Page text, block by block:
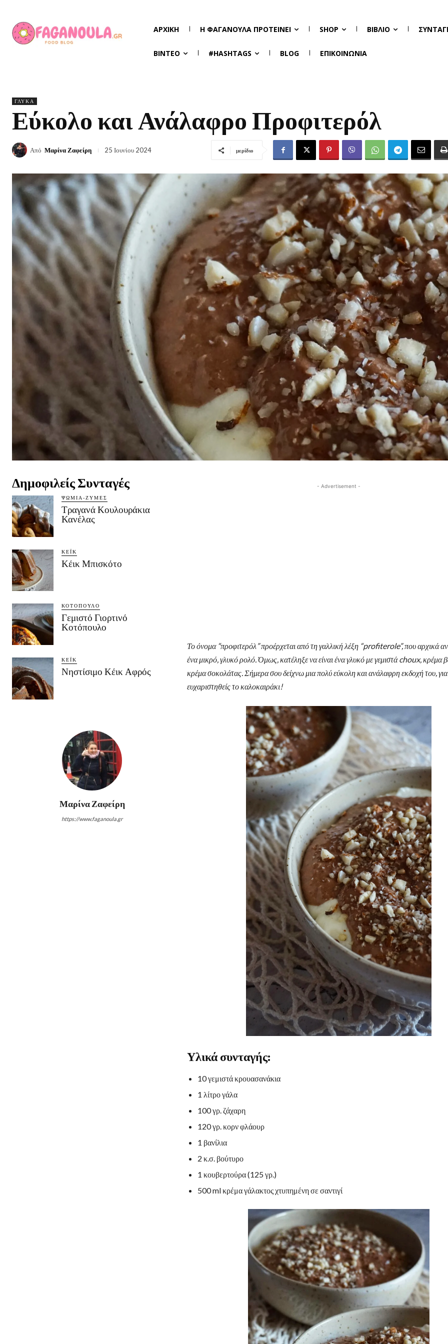
ΑΡΧΙΚΉ Η ΦΑΓΑΝΟΎΛΑ ΠΡΟΤΕΊΝΕΙ SHOP ΒΙΒΛΊΟ
ΒΊΝΤΕΟ #HASHTAGS BLOG ΕΠΙΚΟΙΝΩΝΊΑ
ΓΛΥΚΆ
Εύκολο και Ανάλαφρο Προφιτερόλ
Από Μαρίνα Ζαφείρη 25 Ιουνίου 2024 μερίδιο
Δημοφιλείς Συνταγές
ΨΩΜΙΆ-ΖΎΜΕΣ
Τραγανά Κουλουράκια
Κανέλας
ΚΈΙΚ
Κέικ Μπισκότο
ΚΟΤΌΠΟΥΛΟ
Γεμιστό Γιορτινό
Κοτόπουλο
ΚΈΙΚ
Νηστίσιμο Κέικ Αφρός
Μαρίνα Ζαφείρη
https://www.faganoula.gr
- Advertisement -
Το όνομα “προφιτερόλ” προέρχεται από τη γαλλική λέξη “profiterole”, που αρχικά
ένα μικρό, γλυκό ρολό. Όμως, κατέληξε να είναι ένα γλυκό με γεμιστά choux, κρέμα
κρέμα σοκολάτας. Σήμερα σου δείχνω μια πολύ εύκολη και ανάλαφρη εκδοχή του,
ευχαριστηθείς το καλοκαιράκι!
Υλικά συνταγής:
10 γεμιστά κρουασανάκια
1 λίτρο γάλα
100 γρ. ζάχαρη
120 γρ. κορν φλάουρ
1 βανίλια
2 κ.σ. βούτυρο
1 κουβερτούρα (125 γρ.)
500 ml κρέμα γάλακτος χτυπημένη σε σαντιγί